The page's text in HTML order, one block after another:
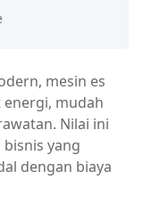
mesin es
energi, mudah
Nilai ini
yang
dengan biaya